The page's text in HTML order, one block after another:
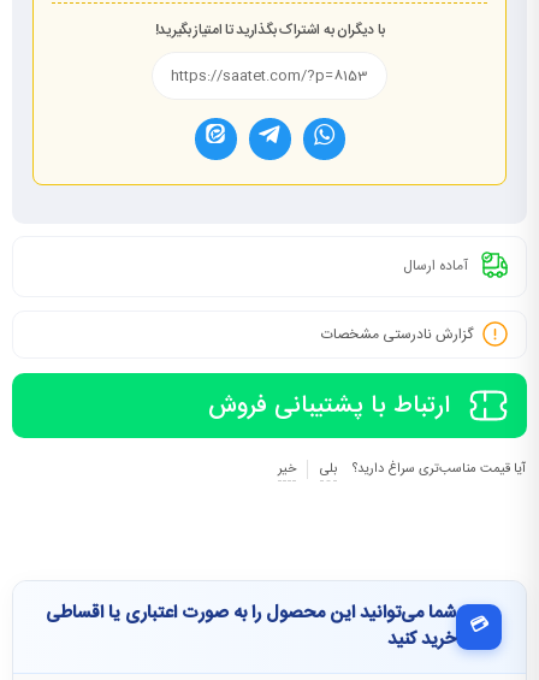
با دیگران به اشتراک بگذارید تا امتیاز بگیرید!
آماده ارسال
گزارش نادرستی مشخصات
ارتباط با پشتیبانی فروش
آیا قیمت مناسب‌تری سراغ دارید؟ بلی خیر
💳 شما می‌توانید این محصول را به صورت اعتباری یا اقساطی
خرید کنید